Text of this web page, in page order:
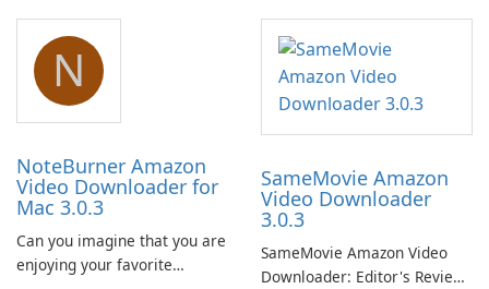
N
NoteBurner Amazon
Video Downloader for
Mac 3.0.3
Can you imagine that you are
enjoying your favorite
SameMovie Amazon
Video Downloader
3.0.3
SameMovie Amazon Video
Downloader: Editor's Review